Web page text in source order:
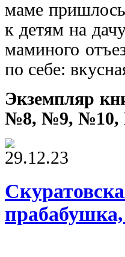
маме
к детям на
маминого
по себе:
Экземпляр
№8, №9, №10,
29.12.23